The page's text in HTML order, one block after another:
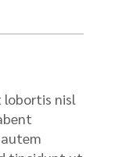
lobortis nisl